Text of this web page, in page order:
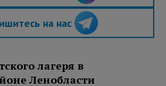
на нас
лагеря в
Ленобласти